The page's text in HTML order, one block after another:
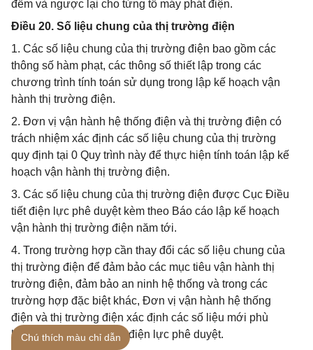
đếm và ngược lại cho từng tổ máy phát điện.
Điều 20. Số liệu chung của thị trường điện
1. Các số liệu chung của thị trường điện bao gồm các
thông số hàm phạt, các thông số thiết lập trong các
chương trình tính toán sử dụng trong lập kế hoạch vận
hành thị trường điện.
2. Đơn vị vận hành hệ thống điện và thị trường điện có
trách nhiệm xác định các số liệu chung của thị trường
quy định tại 0 Quy trình này để thực hiện tính toán lập kế
hoạch vận hành thị trường điện.
3. Các số liệu chung của thị trường điện được Cục Điều
tiết điện lực phê duyệt kèm theo Báo cáo lập kế hoạch
vận hành thị trường điện năm tới.
4. Trong trường hợp cần thay đổi các số liệu chung của
thị trường điện để đảm bảo các mục tiêu vận hành thị
trường điện, đảm bảo an ninh hệ thống và trong các
trường hợp đặc biệt khác, Đơn vị vận hành hệ thống
điện và thị trường điện xác định các số liệu mới phù
hợp, trình Cục Điều tiết điện lực phê duyệt.
Chú thích màu chỉ dẫn